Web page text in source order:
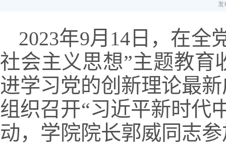
发
2023年9月14日，在全
社会主义思想”主题教育
进学习党的创新理论最
组织召开“习近平新时代
动，学院院长郭威同志